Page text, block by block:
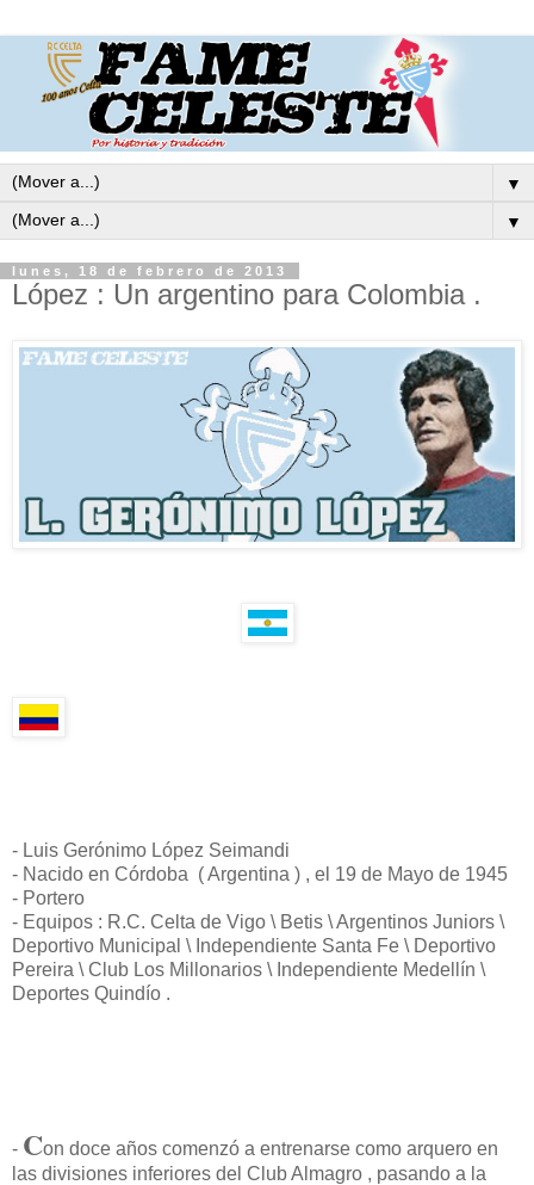
▼
▼
lunes, 18 de febrero de 2013
López : Un argentino para Colombia .
- Luis Gerónimo López Seimandi
- Nacido en Córdoba ( Argentina ) , el 19 de Mayo de 1945
- Portero
- Equipos : R.C. Celta de Vigo \ Betis \ Argentinos Juniors \
Deportivo Municipal \ Independiente Santa Fe \ Deportivo
Pereira \ Club Los Millonarios \ Independiente Medellín \
Deportes Quindío .
- Con doce años comenzó a entrenarse como arquero en
las divisiones inferiores del Club Almagro , pasando a la